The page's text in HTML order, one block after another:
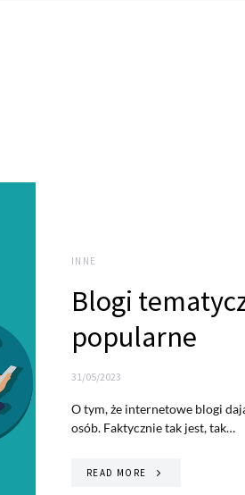
INNE
Blogi
popularne
31/05/2023
O tym, że internetowe blogi
osób. Faktycznie tak jest, tak…
READ MORE